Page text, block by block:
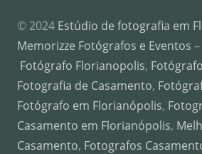
© 2024 Estúdio de fotografia em
Memorizze Fotógrafos e Eventos –
Fotógrafo Florianopolis,
Fotografia de Casamento,
Fotógrafo em Florianópolis,
Casamento em Florianópolis,
Casamento, Fotografos